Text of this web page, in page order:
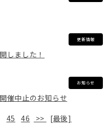
更新情報
しました！
お知らせ
催中止のお知らせ
45 46 >> [最後]